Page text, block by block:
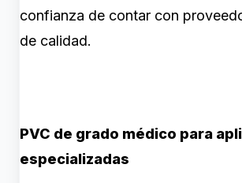
confianza de contar con
de calidad.
PVC de grado médico para
especializadas